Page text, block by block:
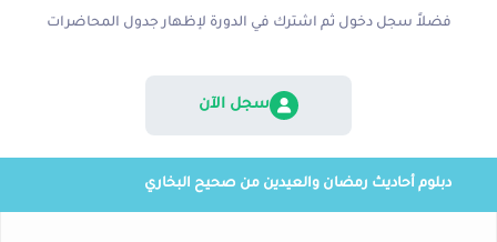
فضلاً سجل دخول ثم اشترك في الدورة لإظهار جدول المحاضرات
سجل الآن
دبلوم أحاديث رمضان والعيدين من صحيح البخاري